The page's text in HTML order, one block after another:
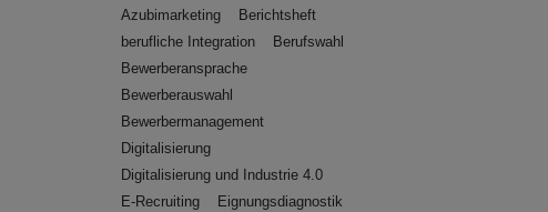
Azubimarketing
Berichtsheft
berufliche Integration
Berufswahl
Bewerberansprache
Bewerberauswahl
Bewerbermanagement
Digitalisierung
Digitalisierung und Industrie 4.0
E-Recruiting
Eignungsdiagnostik